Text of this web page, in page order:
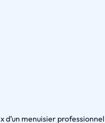
d’un menuisier